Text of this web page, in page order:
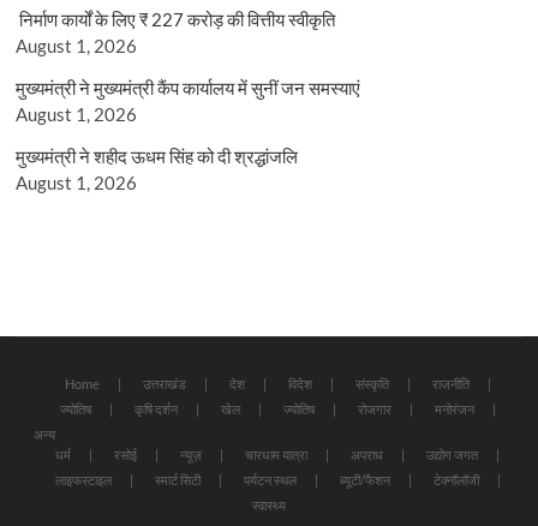
निर्माण कार्यों के लिए ₹ 227 करोड़ की वित्तीय स्वीकृति
August 1, 2026
मुख्यमंत्री ने मुख्यमंत्री कैंप कार्यालय में सुनीं जन समस्याएं
August 1, 2026
मुख्यमंत्री ने शहीद ऊधम सिंह को दी श्रद्धांजलि
August 1, 2026
Home उत्तराखंड देश विदेश संस्कृति
राजनीति
ज्योतिष
कृषि दर्शन खेल ज्योतिष रोजगार
मनोरंजन
अन्य
धर्म
रसोई न्यूज़ चारधाम यात्रा अपराध
उद्योग जगत
लाइफस्टाइल
स्मार्ट सिटी पर्यटन स्थल ब्यूटी/फैशन
टेक्नॉलॉजी
स्वास्थ्य